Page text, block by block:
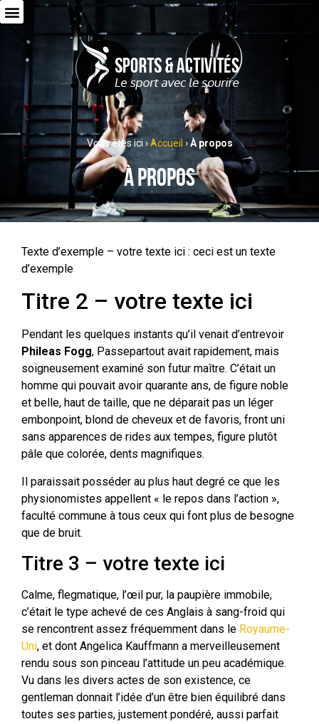
Vous êtes ici ›Accueil ›À propos
À propos
Texte d’exemple – votre texte ici : ceci est un texte
d’exemple
Titre 2 – votre texte ici
Pendant les quelques instants qu’il venait d’entrevoir
Phileas Fogg, Passepartout avait rapidement, mais
soigneusement examiné son futur maître. C’était un
homme qui pouvait avoir quarante ans, de figure noble
et belle, haut de taille, que ne déparait pas un léger
embonpoint, blond de cheveux et de favoris, front uni
sans apparences de rides aux tempes, figure plutôt
pâle que colorée, dents magnifiques.
Il paraissait posséder au plus haut degré ce que les
physionomistes appellent « le repos dans l’action »,
faculté commune à tous ceux qui font plus de besogne
que de bruit.
Titre 3 – votre texte ici
Calme, flegmatique, l’œil pur, la paupière immobile,
c’était le type achevé de ces Anglais à sang-froid qui
se rencontrent assez fréquemment dans le Royaume-
Uni, et dont Angelica Kauffmann a merveilleusement
rendu sous son pinceau l’attitude un peu académique.
Vu dans les divers actes de son existence, ce
gentleman donnait l’idée d’un être bien équilibré dans
toutes ses parties, justement pondéré, aussi parfait